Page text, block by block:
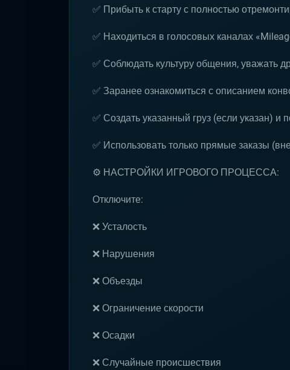
✅ Прибыть к старту с полностью
✅ Находиться в голосовых каналах
✅ Соблюдать культуру общения, уважать
✅ Заранее ознакомиться с описанием
✅ Создать указанный груз (если указан) и
✅ Использовать только прямые заказы
⚙️ НАСТРОЙКИ ИГРОВОГО ПРОЦЕССА:
Отключите:
❌ Усталость
❌ Нарушения
❌ Объезды
❌ Ограничение скорости
❌ Осадки
❌ Случайные происшествия